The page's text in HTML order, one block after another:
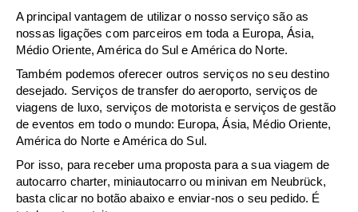
A principal vantagem de utilizar o nosso serviço são as
nossas ligações com parceiros em toda a Europa, Ásia,
Médio Oriente, América do Sul e América do Norte.
Também podemos oferecer outros serviços no seu destino
desejado. Serviços de transfer do aeroporto, serviços de
viagens de luxo, serviços de motorista e serviços de gestão
de eventos em todo o mundo: Europa, Ásia, Médio Oriente,
América do Norte e América do Sul.
Por isso, para receber uma proposta para a sua viagem de
autocarro charter, miniautocarro ou minivan em Neubrück,
basta clicar no botão abaixo e enviar-nos o seu pedido. É